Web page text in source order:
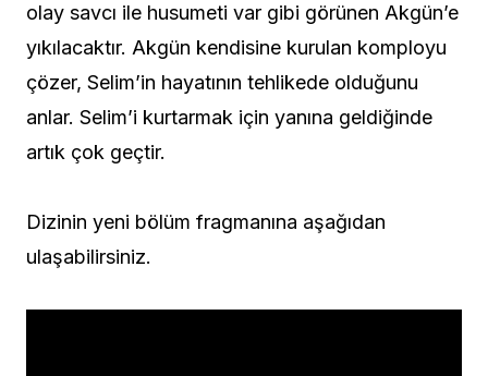
olay savcı ile husumeti var gibi görünen Akgün’e
yıkılacaktır. Akgün kendisine kurulan komployu
çözer, Selim’in hayatının tehlikede olduğunu
anlar. Selim’i kurtarmak için yanına geldiğinde
artık çok geçtir.
Dizinin yeni bölüm fragmanına aşağıdan
ulaşabilirsiniz.